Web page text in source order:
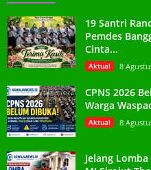
19 Santri
Pemdes
Cinta...
Aktual 8
CPNS 2026
Warga
Aktual 8
Jelang